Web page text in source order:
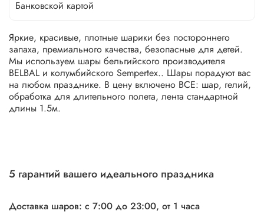
Банковской картой
Яркие, красивые, плотные шарики без постороннего
запаха, премиального качества, безопасные для детей.
Мы используем шары бельгийского производителя
BELBAL и колумбийского Sempertex.. Шары порадуют вас
на любом празднике. В цену включено ВСЕ: шар, гелий,
обработка для длительного полета, лента стандартной
длины 1.5м.
5 гарантий вашего идеального праздника
Доставка шаров: с 7:00 до 23:00, от 1 часа